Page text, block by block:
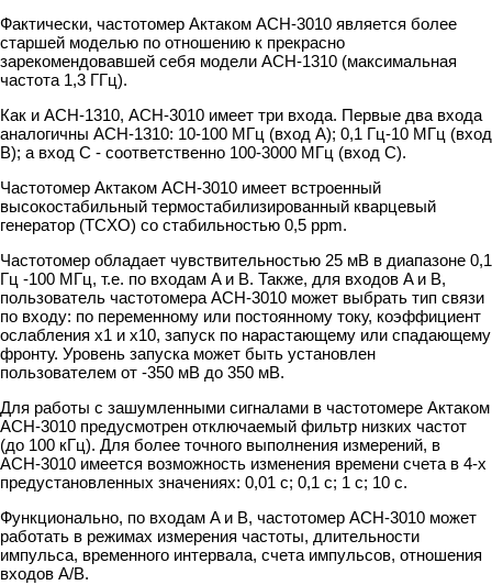
Фактически, частотомер Актаком АСН-3010 является более
старшей моделью по отношению к прекрасно
зарекомендовавшей себя модели АСН-1310 (максимальная
частота 1,3 ГГц).
Как и АСН-1310, АСН-3010 имеет три входа. Первые два входа
аналогичны АСН-1310: 10-100 МГц (вход А); 0,1 Гц-10 МГц (вход
B); а вход С - соответственно 100-3000 МГц (вход С).
Частотомер Актаком АСН-3010 имеет встроенный
высокостабильный термостабилизированный кварцевый
генератор (TCXO) со стабильностью 0,5 ppm.
Частотомер обладает чувствительностью 25 мВ в диапазоне 0,1
Гц -100 МГц, т.е. по входам A и B. Также, для входов A и B,
пользователь частотомера АСН-3010 может выбрать тип связи
по входу: по переменному или постоянному току, коэффициент
ослабления х1 и х10, запуск по нарастающему или спадающему
фронту. Уровень запуска может быть установлен
пользователем от -350 мВ до 350 мВ.
Для работы с зашумленными сигналами в частотомере Актаком
АСН-3010 предусмотрен отключаемый фильтр низких частот
(до 100 кГц). Для более точного выполнения измерений, в
АСН-3010 имеется возможность изменения времени счета в 4-х
предустановленных значениях: 0,01 с; 0,1 с; 1 с; 10 с.
Функционально, по входам A и B, частотомер АСН-3010 может
работать в режимах измерения частоты, длительности
импульса, временного интервала, счета импульсов, отношения
входов A/B.